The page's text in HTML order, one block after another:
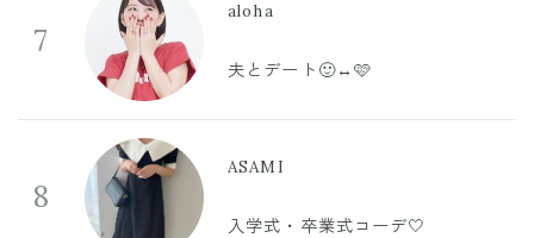
7
aloha
夫とデート🙂‍↔️🩷
8
ASAMI
入学式・卒業式コーデ🤍